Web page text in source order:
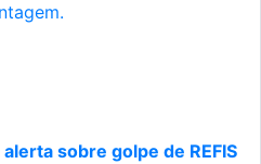
sobre golpe de REFIS